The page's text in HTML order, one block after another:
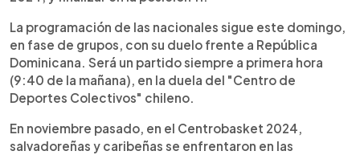
La programación de las nacionales sigue este domingo,
en fase de grupos, con su duelo frente a República
Dominicana. Será un partido siempre a primera hora
(9:40 de la mañana), en la duela del "Centro de
Deportes Colectivos" chileno.
En noviembre pasado, en el Centrobasket 2024,
salvadoreñas y caribeñas se enfrentaron en las